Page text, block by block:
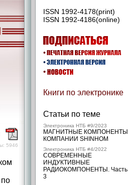
ISSN 1992-4178(print)
ISSN 1992-4186(online)
Книги по электронике
Статьи по теме
Электроника НТБ #9/2023
МАГНИТНЫЕ КОМПОНЕНТЫ
КОМПАНИИ SHINHOM
Электроника НТБ #4/2022
СОВРЕМЕННЫЕ
ИНДУКТИВНЫЕ
РАДИОКОМПОНЕНТЫ. Часть
3
5946